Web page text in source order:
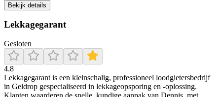
Bekijk details
Lekkagegarant
Gesloten
4.8
Lekkagegarant is een kleinschalig, professioneel loodgietersbedrijf
in Geldrop gespecialiseerd in lekkageopsporing en -oplossing.